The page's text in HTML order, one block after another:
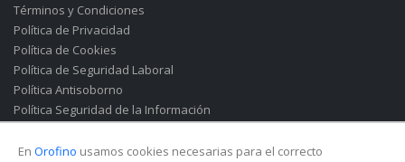
Términos y Condiciones
Política de Privacidad
Política de Cookies
Política de Seguridad Laboral
Política Antisoborno
Política Seguridad de la Información
En Orofino usamos cookies necesarias para el correcto